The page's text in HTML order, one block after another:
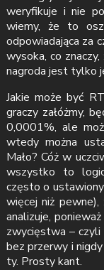
weryfikuje i nie
wiemy, że to
odpowiadająca za
wysoka, co
nagroda jest tylko
Jakie może być
graczy załóżmy,
0,0001%, ale
wtedy można
Mało? Cóż w
wszystko to
często o
więcej niż
analizuje,
zwycięstwa – czyli
bez przerwy i
ty. Prosty kant.